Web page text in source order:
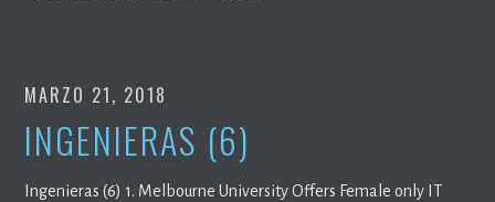
MARZO 21, 2018
INGENIERAS (6)
Ingenieras (6) 1. Melbourne University Offers Female only IT